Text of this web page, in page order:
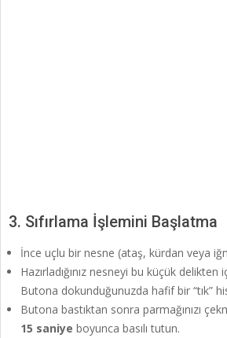
3. Sıfırlama İşlemini Başlatma
İnce uçlu bir nesne (ataş, kürdan veya
Hazırladığınız nesneyi bu küçük
Butona dokunduğunuzda hafif bir “tık”
Butona bastıktan sonra parmağınızı
15 saniye boyunca basılı tutun.